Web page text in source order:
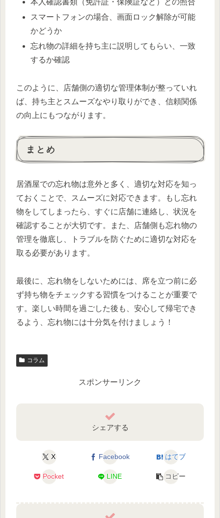
本人確認書類（免許証・保険証など）との照合
スマートフォンの場合、画面ロック解除が可能
かどうか
忘れ物の詳細を持ち主に説明してもらい、一致
するか確認
このように、店舗側の適切な管理体制が整っていれ
ば、持ち主とスムーズなやり取りができ、信頼関係
の向上にもつながります。
まとめ
居酒屋での忘れ物は意外と多く、適切な対応を知っ
ておくことで、スムーズに対応できます。もし忘れ
物をしてしまったら、すぐに店舗に連絡し、状況を
確認することが大切です。また、店舗側も忘れ物の
管理を徹底し、トラブルを防ぐために適切な対応を
取る必要があります。
最後に、忘れ物をしないためには、席を立つ前に必
ず持ち物をチェックする習慣をつけることが重要で
す。楽しい時間を過ごした後も、安心して帰宅でき
るよう、忘れ物には十分気を付けましょう！
コラム
スポンサーリンク
シェアする
X Facebook はてブ
Pocket LINE コピー